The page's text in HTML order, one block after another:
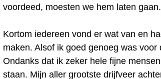
voordeed, moesten we hem laten
Kortom iedereen vond er wat van en
maken. Alsof ik goed genoeg was
Ondanks dat ik zeker hele fijne
staan. Mijn aller grootste drijfveer